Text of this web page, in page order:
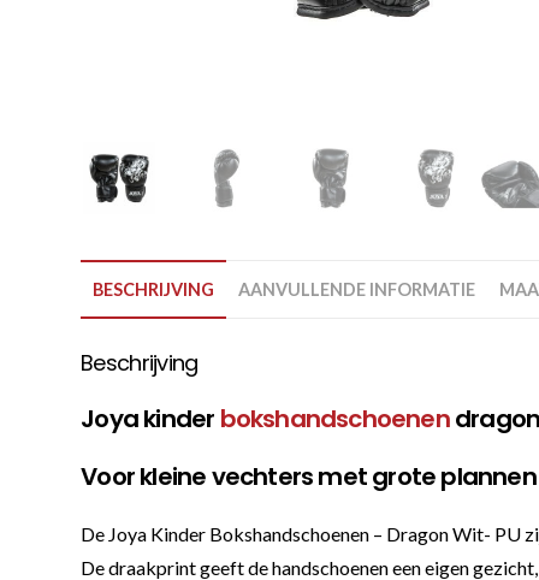
BESCHRIJVING AANVULLENDE INFORMATIE
Beschrijving
Joya kinder bokshandschoenen
Voor kleine vechters met grote plannen
De Joya Kinder Bokshandschoenen – Dragon Wit- PU
De draakprint geeft de handschoenen een eigen